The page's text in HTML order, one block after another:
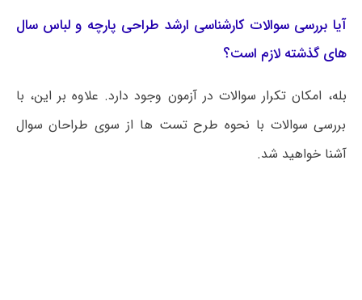
آیا بررسی سوالات کارشناسی ارشد طراحی پارچه و لباس سال
های گذشته لازم است؟
بله، امکان تکرار سوالات در آزمون وجود دارد. علاوه بر این، با
بررسی سوالات با نحوه طرح تست ها از سوی طراحان سوال
آشنا خواهید شد.